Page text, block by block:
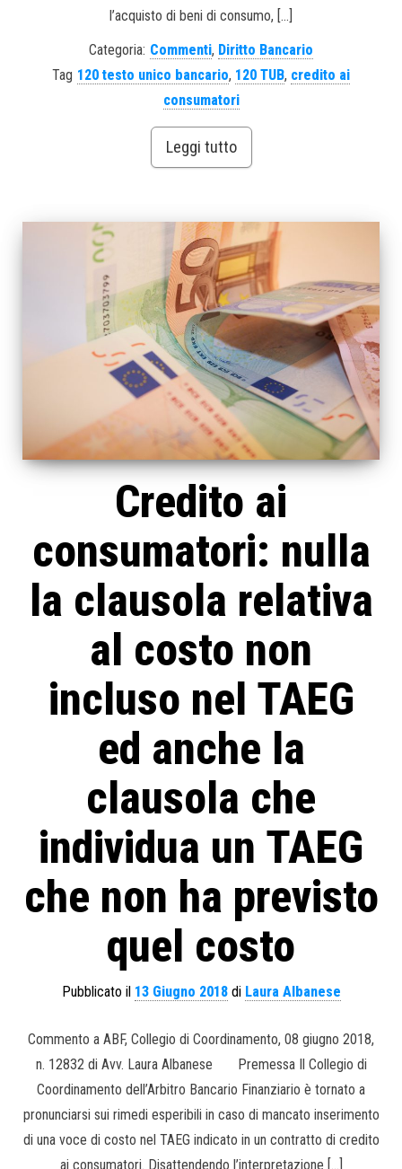
l’acquisto di beni di consumo, […]
Categoria: Commenti, Diritto Bancario
Tag 120 testo unico bancario, 120 TUB, credito ai
consumatori
Leggi tutto
Credito ai
consumatori: nulla
la clausola relativa
al costo non
incluso nel TAEG
ed anche la
clausola che
individua un TAEG
che non ha previsto
quel costo
Pubblicato il 13 Giugno 2018di Laura Albanese
Commento a ABF, Collegio di Coordinamento, 08 giugno 2018,
n. 12832 di Avv. Laura Albanese Premessa Il Collegio di
Coordinamento dell’Arbitro Bancario Finanziario è tornato a
pronunciarsi sui rimedi esperibili in caso di mancato inserimento
di una voce di costo nel TAEG indicato in un contratto di credito
ai consumatori. Disattendendo l’interpretazione […]